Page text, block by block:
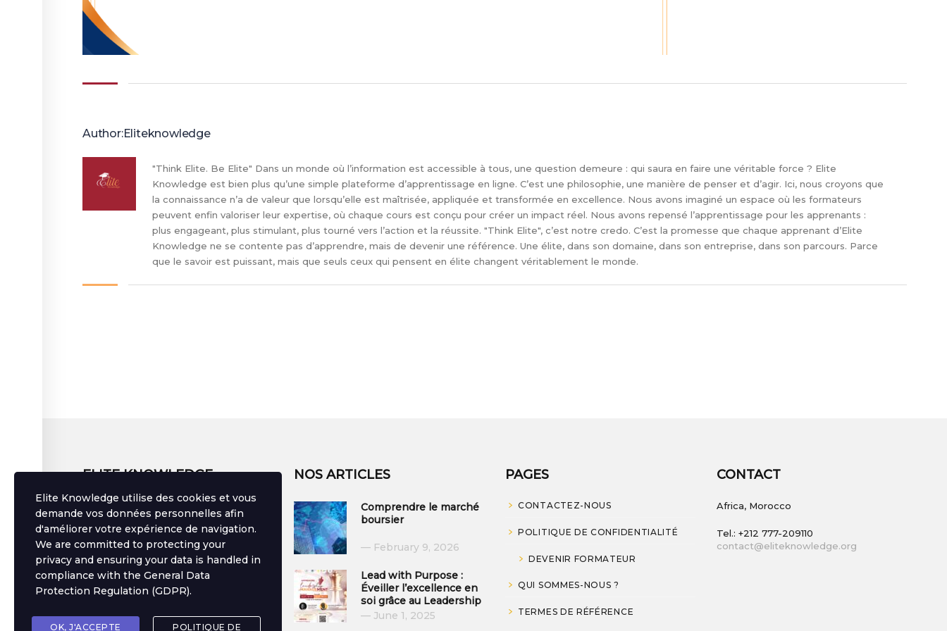
Author:Eliteknowledge
"Think Elite. Be Elite" Dans un monde où l’information est accessible à tous, une question demeure : qui saura en faire une véritable force ? Elite
Knowledge est bien plus qu’une simple plateforme d’apprentissage en ligne. C’est une philosophie, une manière de penser et d’agir. Ici, nous croyons que
la connaissance n’a de valeur que lorsqu’elle est maîtrisée, appliquée et transformée en excellence. Nous avons imaginé un espace où les formateurs
peuvent enfin valoriser leur expertise, où chaque cours est conçu pour créer un impact réel. Nous avons repensé l’apprentissage pour les apprenants :
plus engageant, plus stimulant, plus tourné vers l’action et la réussite. "Think Elite", c’est notre credo. C’est la promesse que chaque apprenant d’Elite
Knowledge ne se contente pas d’apprendre, mais de devenir une référence. Une élite, dans son domaine, dans son entreprise, dans son parcours. Parce
que le savoir est puissant, mais que seuls ceux qui pensent en élite changent véritablement le monde.
ELITE KNOWLEDGE
Bâtir une vie, c'est semer, arroser et
devenir témoin des fruits.
Développez des compétences uniques
avec Elite Knowledge.
SUIVEZ UN COURS
NOS ARTICLES
Comprendre le marché
boursier
February 9, 2026
Lead with Purpose :
Éveiller l’excellence en
soi grâce au Leadership
June 1, 2025
PAGES
CONTACTEZ-NOUS
POLITIQUE DE CONFIDENTIALITÉ
DEVENIR FORMATEUR
QUI SOMMES-NOUS ?
TERMES DE RÉFÉRENCE
CONTACT
Africa, Morocco
Tel.: +212 777-209110
contact@eliteknowledge.org
Elite Knowledge utilise des cookies et vous
demande vos données personnelles afin
d'améliorer votre expérience de navigation.
We are committed to protecting your
privacy and ensuring your data is handled in
compliance with the General Data
Protection Regulation (GDPR).
OK, J'ACCEPTE POLITIQUE DE